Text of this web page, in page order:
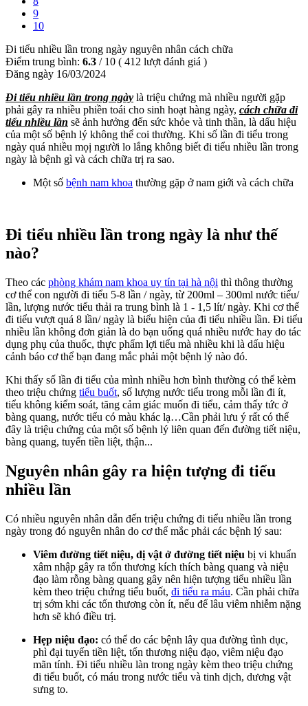
9
10
Đi tiểu nhiều lần trong ngày nguyên nhân cách chữa
Điểm trung bình: 6.3 / 10 ( 412 lượt đánh giá )
Đăng ngày 16/03/2024
Đi tiểu nhiều lần trong ngày là triệu chứng mà nhiều người gặp
phải gây ra nhiều phiền toái cho sinh hoạt hàng ngày, cách chữa đi
tiểu nhiều lần sẽ ảnh hưởng đến sức khỏe và tinh thần, là dấu hiệu
của một số bệnh lý không thể coi thường. Khi số lần đi tiểu trong
ngày quá nhiều mọị người lo lắng không biết đi tiểu nhiều lần trong
ngày là bệnh gì và cách chữa trị ra sao.
Một số bệnh nam khoa thường gặp ở nam giới và cách chữa
Đi tiểu nhiều lần trong ngày là như thế
nào?
Theo các phòng khám nam khoa uy tín tại hà nội thì thông thường
cơ thể con người đi tiểu 5-8 lần / ngày, từ 200ml – 300ml nước tiểu/
lần, lượng nước tiểu thải ra trung bình là 1 - 1,5 lít/ ngày. Khi cơ thể
đi tiểu vượt quá 8 lần/ ngày là biểu hiện của đi tiểu nhiều lần. Đi tiểu
nhiều lần không đơn giản là do bạn uống quá nhiều nước hay do tác
dụng phụ của thuốc, thực phẩm lợi tiểu mà nhiều khi là dấu hiệu
cảnh báo cơ thể bạn đang mắc phải một bệnh lý nào đó.
Khi thấy số lần đi tiểu của mình nhiều hơn bình thường có thể kèm
theo triệu chứng tiểu buốt, số lượng nước tiểu trong mỗi lần đi ít,
tiểu không kiểm soát, tăng cảm giác muốn đi tiểu, cảm thấy tức ở
bàng quang, nước tiểu có màu khác lạ…Cần phải lưu ý rất có thể
đây là triệu chứng của một số bệnh lý liên quan đến đường tiết niệu,
bàng quang, tuyến tiền liệt, thận...
Nguyên nhân gây ra hiện tượng đi tiểu
nhiều lần
Có nhiều nguyên nhân dẫn đến triệu chứng đi tiểu nhiều lần trong
ngày trong đó nguyên nhân do cơ thể mắc phải các bệnh lý sau:
Viêm đường tiết niệu, dị vật ở đường tiết niệu bị vi khuẩn
xâm nhập gây ra tổn thương kích thích bàng quang và niệu
đạo làm rỗng bàng quang gây nên hiện tượng tiểu nhiều lần
kèm theo triệu chứng tiểu buốt, đi tiểu ra máu. Cần phải chữa
trị sớm khi các tổn thương còn ít, nếu để lâu viêm nhiễm nặng
hơn sẽ khó điều trị.
Hẹp niệu đạo: có thể do các bệnh lây qua đường tình dục,
phì đại tuyến tiền liệt, tổn thương niệu đạo, viêm niệu đạo
mãn tính. Đi tiểu nhiều làn trong ngày kèm theo triệu chứng
đi tiểu buốt, có máu trong nước tiểu và tinh dịch, dương vật
sưng to.